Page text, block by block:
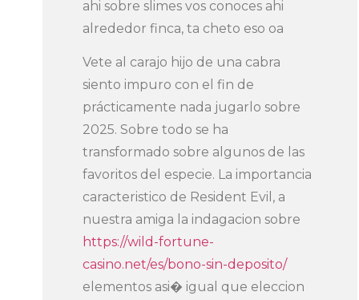
ahi sobre slimes vos conoces ahi
alrededor finca, ta cheto eso oa
Vete al carajo hijo de una cabra
siento impuro con el fin de
prácticamente nada jugarlo sobre
2025. Sobre todo se ha
transformado sobre algunos de las
favoritos del especie. La importancia
caracteristico de Resident Evil, a
nuestra amiga la indagacion sobre
https://wild-fortune-
casino.net/es/bono-sin-deposito/
elementos asi� igual que eleccion